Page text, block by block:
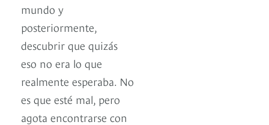
mundo y
posteriormente,
descubrir que quizás
eso no era lo que
realmente esperaba. No
es que esté mal, pero
agota encontrarse con